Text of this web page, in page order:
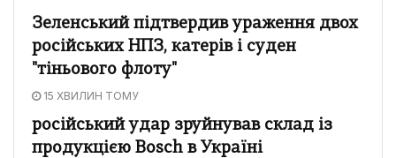
Зеленський підтвердив ураження двох
російських НПЗ, катерів і суден
"тіньового флоту"
15 ХВИЛИН ТОМУ
російський удар зруйнував склад із
продукцією Bosch в Україні